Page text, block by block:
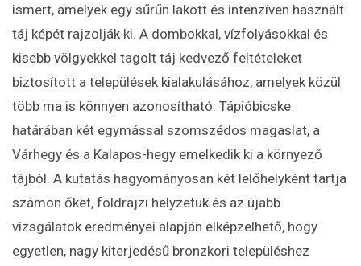
ismert, amelyek egy sűrűn lakott és intenzíven használt
táj képét rajzolják ki. A dombokkal, vízfolyásokkal és
kisebb völgyekkel tagolt táj kedvező feltételeket
biztosított a települések kialakulásához, amelyek közül
több ma is könnyen azonosítható. Tápióbicske
határában két egymással szomszédos magaslat, a
Várhegy és a Kalapos-hegy emelkedik ki a környező
tájból. A kutatás hagyományosan két lelőhelyként tartja
számon őket, földrajzi helyzetük és az újabb
vizsgálatok eredményei alapján elképzelhető, hogy
egyetlen, nagy kiterjedésű bronzkori településhez